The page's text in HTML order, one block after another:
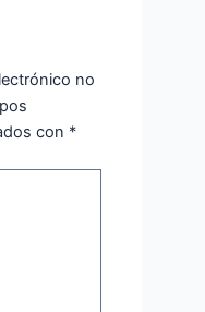
no
con *